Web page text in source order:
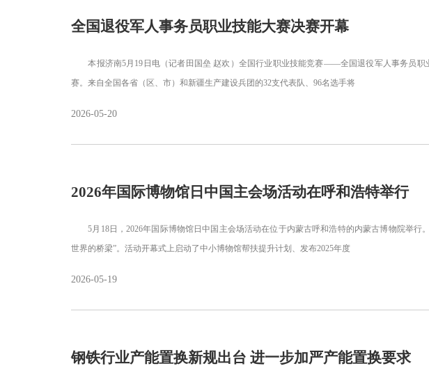
全国退役军人事务员职业技能大赛决赛开幕
本报济南5月19日电（记者田国垒 赵欢）全国行业职业技能竞赛——全国退役军人事务员职
赛。来自全国各省（区、市）和新疆生产建设兵团的32支代表队、96名选手将
2026-05-20
2026年国际博物馆日中国主会场活动在呼和浩特举行
5月18日，2026年国际博物馆日中国主会场活动在位于内蒙古呼和浩特的内蒙古博物院举行
世界的桥梁”。活动开幕式上启动了中小博物馆帮扶提升计划、发布2025年度
2026-05-19
钢铁行业产能置换新规出台 进一步加严产能置换要求